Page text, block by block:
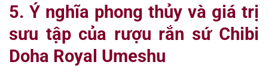
5. Ý nghĩa phong thủy và giá trị
sưu tập của rượu rắn sứ Chibi
Doha Royal Umeshu